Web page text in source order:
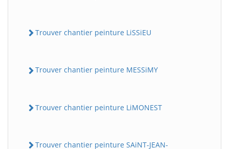
Trouver chantier peinture LiSSiEU
Trouver chantier peinture MESSiMY
Trouver chantier peinture LiMONEST
Trouver chantier peinture SAiNT-JEAN-